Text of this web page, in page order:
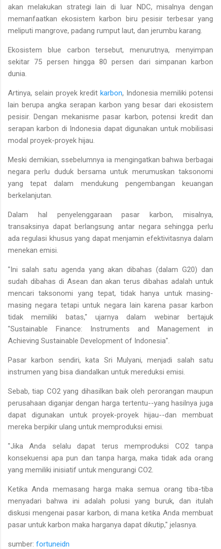
akan melakukan strategi lain di luar NDC, misalnya dengan
memanfaatkan ekosistem karbon biru pesisir terbesar yang
meliputi mangrove, padang rumput laut, dan jerumbu karang.
Ekosistem blue carbon tersebut, menurutnya, menyimpan
sekitar 75 persen hingga 80 persen dari simpanan karbon
dunia.
Artinya, selain proyek kredit karbon, Indonesia memiliki potensi
lain berupa angka serapan karbon yang besar dari ekosistem
pesisir. Dengan mekanisme pasar karbon, potensi kredit dan
serapan karbon di Indonesia dapat digunakan untuk mobilisasi
modal proyek-proyek hijau.
Meski demikian, ssebelumnya ia mengingatkan bahwa berbagai
negara perlu duduk bersama untuk merumuskan taksonomi
yang tepat dalam mendukung pengembangan keuangan
berkelanjutan.
Dalam hal penyelenggaraan pasar karbon, misalnya,
transaksinya dapat berlangsung antar negara sehingga perlu
ada regulasi khusus yang dapat menjamin efektivitasnya dalam
menekan emisi.
"Ini salah satu agenda yang akan dibahas (dalam G20) dan
sudah dibahas di Asean dan akan terus dibahas adalah untuk
mencari taksonomi yang tepat, tidak hanya untuk masing-
masing negara tetapi untuk negara lain karena pasar karbon
tidak memiliki batas," ujarnya dalam webinar bertajuk
"Sustainable Finance: Instruments and Management in
Achieving Sustainable Development of Indonesia".
Pasar karbon sendiri, kata Sri Mulyani, menjadi salah satu
instrumen yang bisa diandalkan untuk mereduksi emisi.
Sebab, tiap CO2 yang dihasilkan baik oleh perorangan maupun
perusahaan diganjar dengan harga tertentu--yang hasilnya juga
dapat digunakan untuk proyek-proyek hijau--dan membuat
mereka berpikir ulang untuk memproduksi emisi.
"Jika Anda selalu dapat terus memproduksi CO2 tanpa
konsekuensi apa pun dan tanpa harga, maka tidak ada orang
yang memiliki inisiatif untuk mengurangi CO2.
Ketika Anda memasang harga maka semua orang tiba-tiba
menyadari bahwa ini adalah polusi yang buruk, dan itulah
diskusi mengenai pasar karbon, di mana ketika Anda membuat
pasar untuk karbon maka harganya dapat dikutip," jelasnya.
sumber: fortuneidn